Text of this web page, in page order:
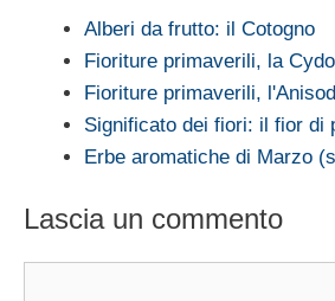
Alberi da frutto: il Cotogno
Fioriture primaverili, la
Fioriture primaverili,
Significato dei fiori: il fior di
Erbe aromatiche di Marzo
Lascia un commento